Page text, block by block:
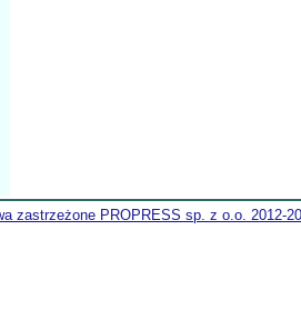
zastrzeżone PROPRESS sp. z o.o. 2012-